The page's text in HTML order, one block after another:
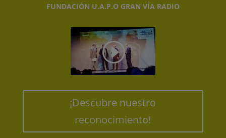
FUNDACIÓN U.A.P.O GRAN VÍA RADIO
¡Descubre nuestro
reconocimiento!